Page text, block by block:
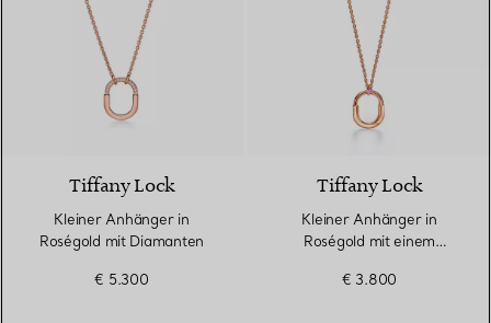
3 Materialien
Tiffany Lock
Kleiner Anhänger in
Roségold mit Diamanten
€ 5.300
Tiffany Lock
Kleiner Anhänger in
Roségold mit einem
€ 3.800